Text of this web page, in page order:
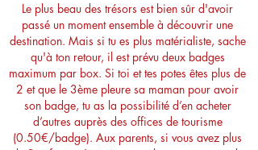
Le plus beau des trésors est bien sûr d'avoir
passé un moment ensemble à découvrir une
destination. Mais si tu es plus matérialiste, sache
qu'à ton retour, il est prévu deux badges
maximum par box. Si toi et tes potes êtes plus de
2 et que le 3ème pleure sa maman pour avoir
son badge, tu as la possibilité d’en acheter
d’autres auprès des offices de tourisme
(0.50€/badge). Aux parents, si vous avez plus